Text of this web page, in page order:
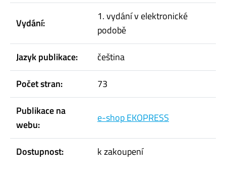
Vydání:
1. vydání v elektronické
podobě
Jazyk publikace:
čeština
Počet stran:
73
Publikace na
webu:
e-shop EKOPRESS
Dostupnost: k zakoupení